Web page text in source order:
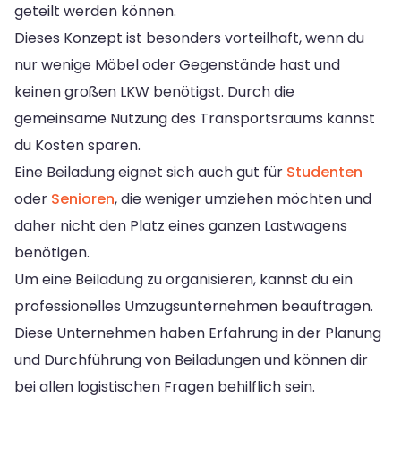
geteilt werden können.
Dieses Konzept ist besonders vorteilhaft, wenn du
nur wenige Möbel oder Gegenstände hast und
keinen großen LKW benötigst. Durch die
gemeinsame Nutzung des Transportsraums kannst
du Kosten sparen.
Eine Beiladung eignet sich auch gut für Studenten
oder Senioren, die weniger umziehen möchten und
daher nicht den Platz eines ganzen Lastwagens
benötigen.
Um eine Beiladung zu organisieren, kannst du ein
professionelles Umzugsunternehmen beauftragen.
Diese Unternehmen haben Erfahrung in der Planung
und Durchführung von Beiladungen und können dir
bei allen logistischen Fragen behilflich sein.